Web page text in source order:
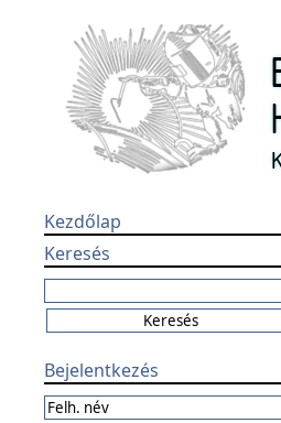
Kezdőlap
Keresés
Bejelentkezés